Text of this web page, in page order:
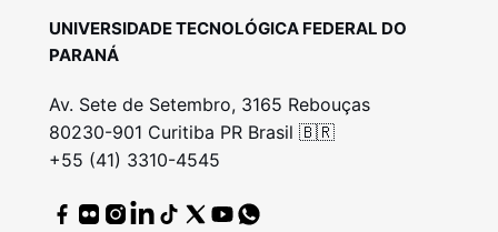
UNIVERSIDADE TECNOLÓGICA FEDERAL DO
PARANÁ
Av. Sete de Setembro, 3165 Rebouças
80230-901 Curitiba PR Brasil 🇧🇷
+55 (41) 3310-4545